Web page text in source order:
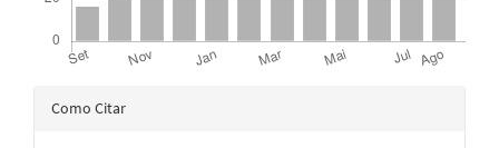
Detalhes
Como Citar